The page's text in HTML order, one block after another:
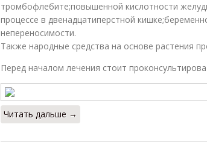
тромбофлебите;повышенной кислотности
процессе в двенадцатиперстной
непереносимости.
Также народные средства на основе растения
Перед началом лечения стоит
Читать дальше →